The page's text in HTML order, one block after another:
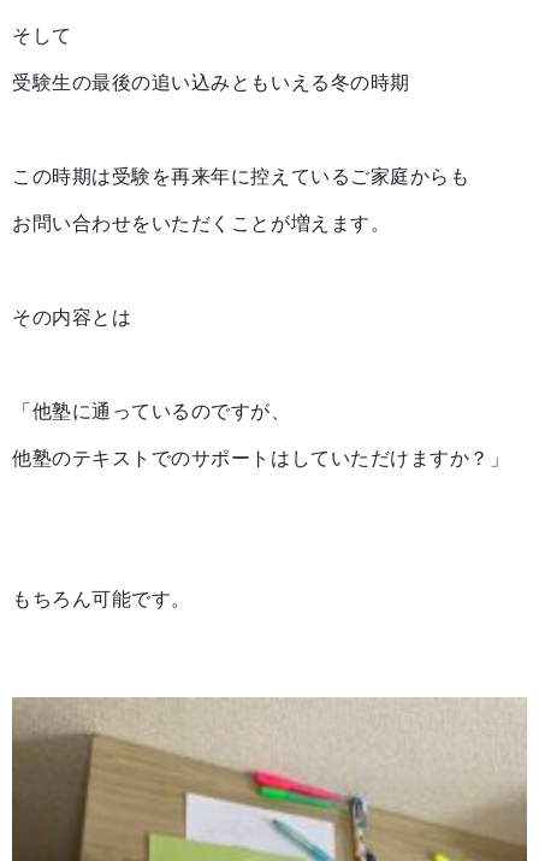
そして
受験生の最後の追い込みともいえる冬の時期
この時期は受験を再来年に控えているご家庭からも
お問い合わせをいただくことが増えます。
その内容とは
「他塾に通っているのですが、
他塾のテキストでのサポートはしていただけますか？」
もちろん可能です。